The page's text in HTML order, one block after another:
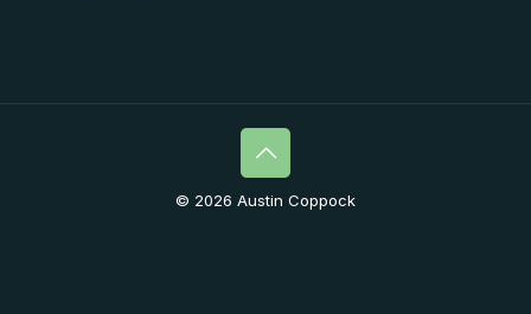
© 2026 Austin Coppock